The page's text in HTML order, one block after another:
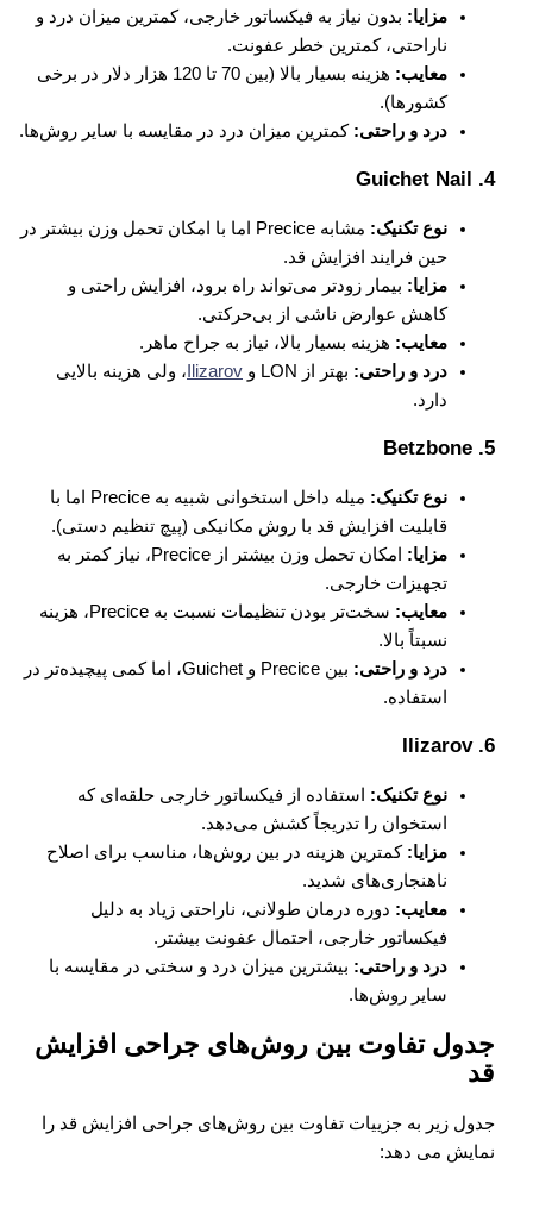
مزایا:بدون نیاز به فیکساتور خارجی، کمترین میزان درد و
ناراحتی، کمترین خطر عفونت.
معایب:
هزینه بسیار بالا (بین 70 تا 120 هزار دلار در برخی
کشورها).
درد و راحتی:کمترین میزان درد در مقایسه با سایر روش‌ها.
4.
Guichet Nail
نوع تکنیک:
مشابه Precice اما با امکان تحمل وزن بیشتر در
حین فرایند افزایش قد.
مزایا:بیمار زودتر می‌تواند راه برود، افزایش راحتی و
کاهش عوارض ناشی از بی‌حرکتی.
معایب:هزینه بسیار بالا، نیاز به جراح ماهر.
درد و راحتی:بهتر از LON و Ilizarov ، ولی هزینه بالایی
دارد.
5.
Betzbone
نوع تکنیک:
میله داخل استخوانی شبیه به Precice اما با
قابلیت افزایش قد با روش مکانیکی (پیچ تنظیم دستی).
مزایا:
امکان تحمل وزن بیشتر از Precice، نیاز کمتر به
تجهیزات خارجی.
معایب:
سخت‌تر بودن تنظیمات نسبت به Precice، هزینه
نسبتاً بالا.
درد و راحتی:
بین Precice و Guichet، اما کمی پیچیده‌تر در
استفاده.
6.
Ilizarov
نوع تکنیک:استفاده از فیکساتور خارجی حلقه‌ای که
استخوان را تدریجاً کشش می‌دهد.
مزایا:کمترین هزینه در بین روش‌ها، مناسب برای اصلاح
ناهنجاری‌های شدید.
معایب:دوره درمان طولانی، ناراحتی زیاد به دلیل
فیکساتور خارجی، احتمال عفونت بیشتر.
درد و راحتی:بیشترین میزان درد و سختی در مقایسه با
سایر روش‌ها.
جدول تفاوت بین روش‌های جراحی افزایش
قد
جدول زیر به جزییات تفاوت بین روش‌های جراحی افزایش قد را
نمایش می دهد: